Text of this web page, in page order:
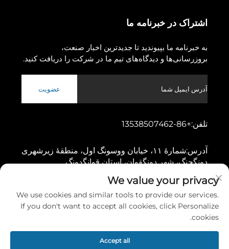
اشتراک در خبرنامه ما
به خبرنامه ما بپیوندید تا جدیدترین اخبار صنعت،
بروزرسانی‌ها و دیدگاه‌های تیم ما در شرکت را دریافت کنید.
عضویت
تلفن:+86-13538507462
آدرس:
شمارهٔ ۱۱، خیابان ووسونگ اول، منطقهٔ زیرشهری
دونگچنگ، شهر دونگقوان، استان قوانگدونگ
کپی‌رایت © ۲۰۲۶ توسط شرکت ماشین‌آلات گائوشانگ دونگقوان، محدوده
سیاست حفظ حریم خصوصی
We value your privacy
We use cookies and similar tools to provide our services.
If you don't want to accept all cookies, click Personalize
cookies.
Accept all